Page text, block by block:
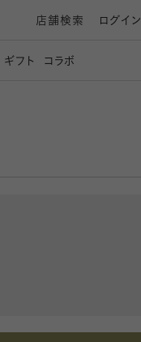
店舗検索 ログイン
ギフト コラボ